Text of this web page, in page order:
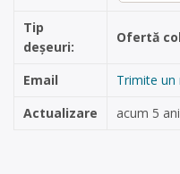
Tip
deșeuri:
Ofertă
Email
Trimite un
Actualizare
acum 5 ani